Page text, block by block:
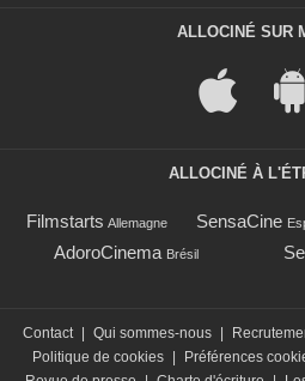
ALLOCINÉ SUR
ALLOCINÉ À
Filmstarts Allemagne SensaCine
AdoroCinema Brésil
Contact Qui sommes-nous
Politique de cookies
Préférences